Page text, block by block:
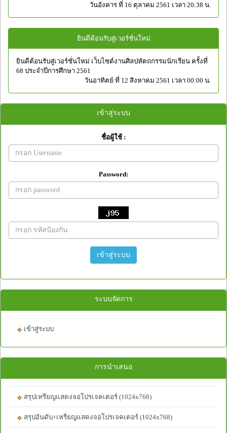
วันอังคาร ที่ 16 ตุลาคม 2561 เวลา 20:38 น.
ยินดีต้อนรับสู่เวอร์ชั่นใหม่
ยินดีต้อนรับสู่เวอร์ชั่นใหม่ เว็บไซต์งานศิลปหัตถกรรมนักเรียน ครั้งที่
68 ประจำปีการศึกษา 2561
วันอาทิตย์ ที่ 12 สิงหาคม 2561 เวลา 00:00 น.
เข้าสู่ระบบ
ชื่อผู้ใช้ :
Password:
เข้าสู่ระบบ
ระบบจัดการ
เข้าสู่ระบบ
การนำเสนอ
สรุปเหรียญแสดงจอโปรเจคเตอร์ (1024x768)
สรุปอันดับ+เหรียญแสดงจอโปรเจคเตอร์ (1024x768)